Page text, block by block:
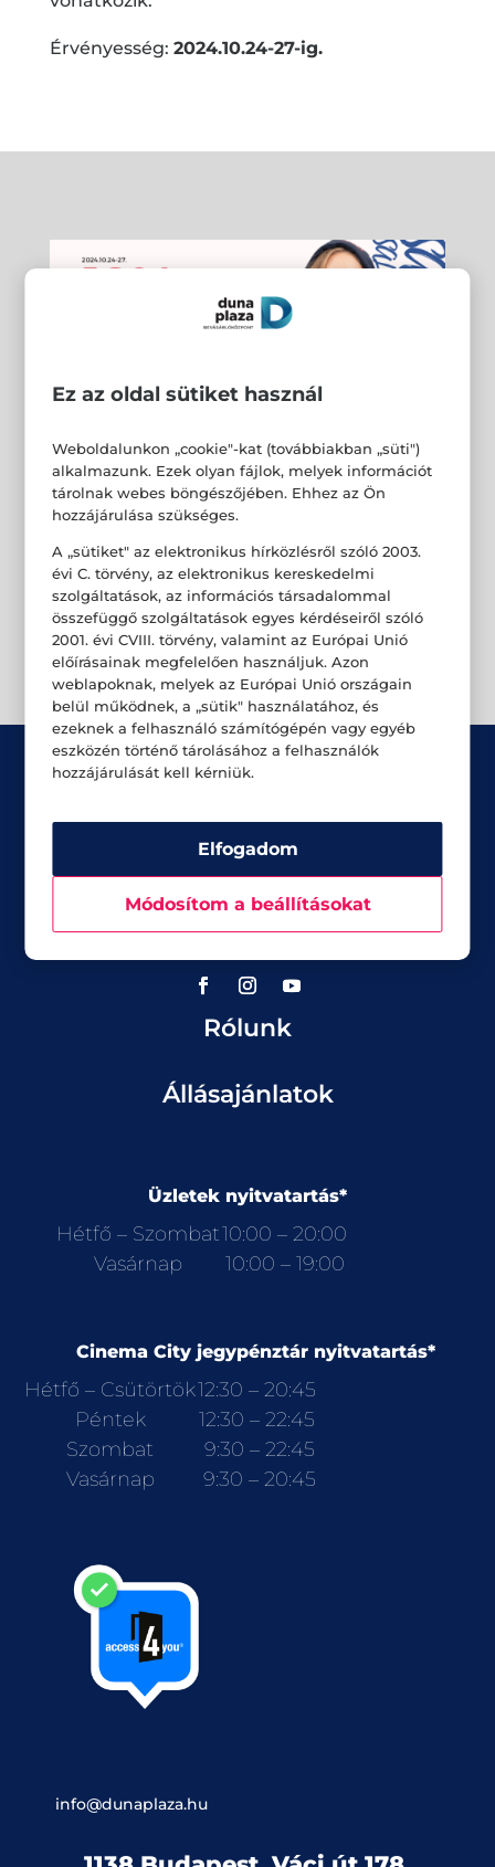
Érvényesség: 2024.10.24-27-ig.
Üzletek
Akciók
Rólunk
Állásajánlatok
Üzletek nyitvatartás*
Hétfő – Szombat10:00 – 20:00
Vasárnap
10:00 – 19:00
Cinema City jegypénztár nyitvatartás*
Hétfő – Csütörtök12:30 – 20:45
Péntek
12:30 – 22:45
Szombat
9:30 – 22:45
Vasárnap
9:30 – 20:45
info@dunaplaza.hu
Ez az oldal sütiket használ
Weboldalunkon „cookie"-kat (továbbiakban „süti")
alkalmazunk. Ezek olyan fájlok, melyek információt
tárolnak webes böngészőjében. Ehhez az Ön
hozzájárulása szükséges.
A „sütiket" az elektronikus hírközlésről szóló 2003.
évi C. törvény, az elektronikus kereskedelmi
szolgáltatások, az információs társadalommal
összefüggő szolgáltatások egyes kérdéseiről szóló
2001. évi CVIII. törvény, valamint az Európai Unió
előírásainak megfelelően használjuk. Azon
weblapoknak, melyek az Európai Unió országain
belül működnek, a „sütik" használatához, és
ezeknek a felhasználó számítógépén vagy egyéb
eszközén történő tárolásához a felhasználók
hozzájárulását kell kérniük.
Elfogadom
Módosítom a beállításokat